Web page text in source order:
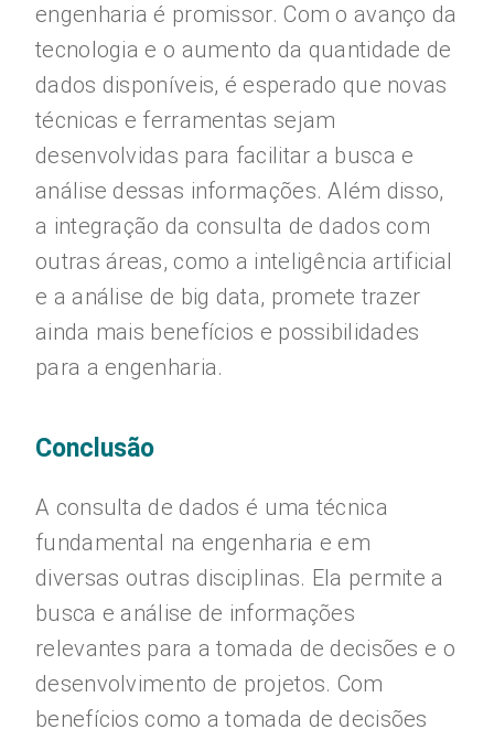
engenharia é promissor. Com o avanço da
tecnologia e o aumento da quantidade de
dados disponíveis, é esperado que novas
técnicas e ferramentas sejam
desenvolvidas para facilitar a busca e
análise dessas informações. Além disso,
a integração da consulta de dados com
outras áreas, como a inteligência artificial
e a análise de big data, promete trazer
ainda mais benefícios e possibilidades
para a engenharia.
Conclusão
A consulta de dados é uma técnica
fundamental na engenharia e em
diversas outras disciplinas. Ela permite a
busca e análise de informações
relevantes para a tomada de decisões e o
desenvolvimento de projetos. Com
benefícios como a tomada de decisões